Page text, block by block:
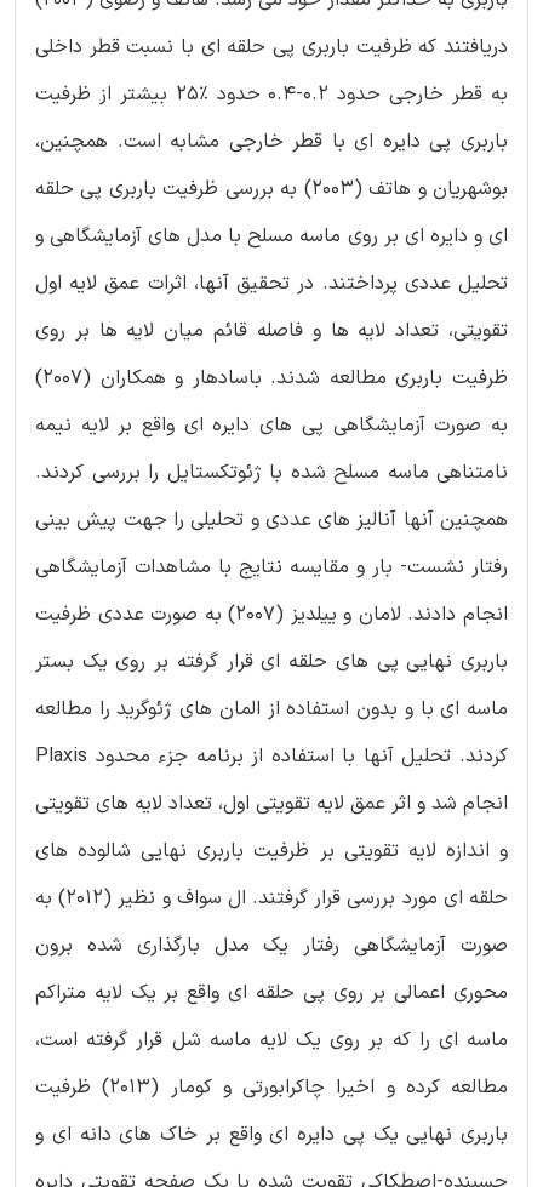
دریافتند که ظرفیت باربری پی حلقه ای با نسبت قطر داخلی
به قطر خارجی حدود 0.2-0.4 حدود %25 بیشتر از ظرفیت
باربری پی دایره ای با قطر خارجی مشابه است. همچنین،
بوشهریان و هاتف (2003) به بررسی ظرفیت باربری پی حلقه
ای و دایره ای بر روی ماسه مسلح با مدل های آزمایشگاهی و
تحلیل عددی پرداختند. در تحقیق آنها، اثرات عمق لایه اول
تقویتی، تعداد لایه ها و فاصله قائم میان لایه ها بر روی
ظرفیت باربری مطالعه شدند. باسادهار و همکاران (2007)
به صورت آزمایشگاهی پی های دایره ای واقع بر لایه نیمه
نامتناهی ماسه مسلح شده با ژئوتکستایل را بررسی کردند.
همچنین آنها آنالیز های عددی و تحلیلی را جهت پیش بینی
رفتار نشست- بار و مقایسه نتایج با مشاهدات آزمایشگاهی
انجام دادند. لامان و ییلدیز (2007) به صورت عددی ظرفیت
باربری نهایی پی های حلقه ای قرار گرفته بر روی یک بستر
ماسه ای با و بدون استفاده از المان های ژئوگرید را مطالعه
کردند. تحلیل آنها با استفاده از برنامه جزء محدود Plaxis
انجام شد و اثر عمق لایه تقویتی اول، تعداد لایه های تقویتی
و اندازه لایه تقویتی بر ظرفیت باربری نهایی شالوده های
حلقه ای مورد بررسی قرار گرفتند. ال سواف و نظیر (2012) به
صورت آزمایشگاهی رفتار یک مدل بارگذاری شده برون
محوری اعمالی بر روی پی حلقه ای واقع بر یک لایه متراکم
ماسه ای را که بر روی یک لایه ماسه شل قرار گرفته است،
مطالعه کرده و اخیرا چاکرابورتی و کومار (2013) ظرفیت
باربری نهایی یک پی دایره ای واقع بر خاک های دانه ای و